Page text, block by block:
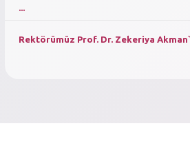
Rektörümüz Prof. Dr. Zekeriya